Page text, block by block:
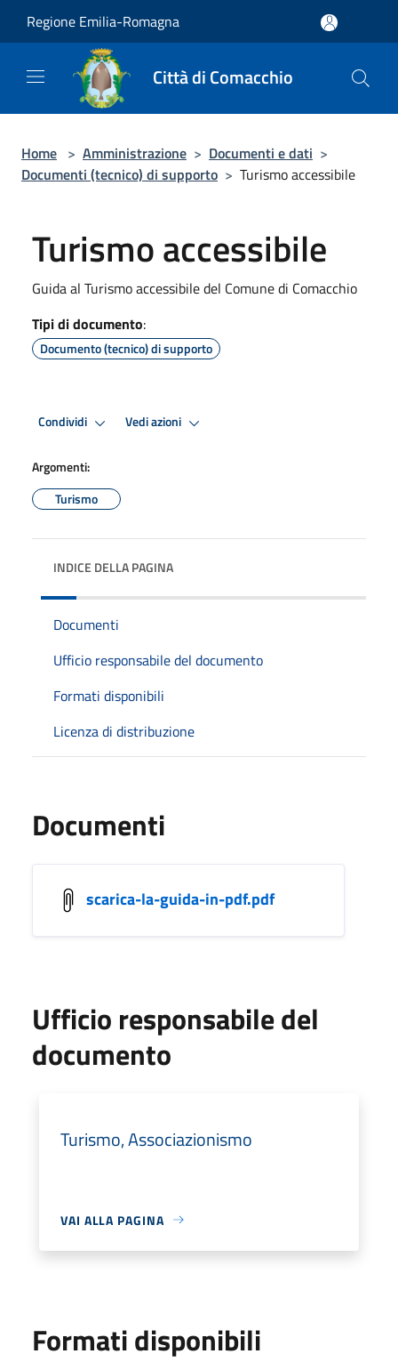
Regione Emilia-Romagna
Città di Comacchio
Home > Amministrazione > Documenti e dati >
Documenti (tecnico) di supporto > Turismo accessibile
Turismo accessibile
Guida al Turismo accessibile del Comune di Comacchio
Tipi di documento:
Documento (tecnico) di supporto
Condividi Vedi azioni
Argomenti:
Turismo
INDICE DELLA PAGINA
Documenti
Ufficio responsabile del documento
Formati disponibili
Licenza di distribuzione
Documenti
scarica-la-guida-in-pdf.pdf
Ufficio responsabile del
documento
Turismo, Associazionismo
VAI ALLA PAGINA
Formati disponibili